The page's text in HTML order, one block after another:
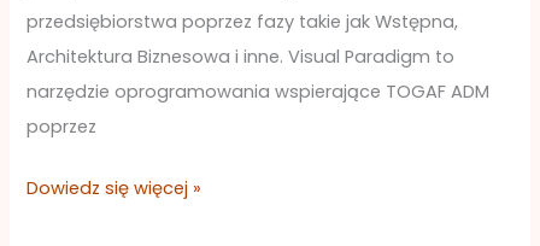
przedsiębiorstwa poprzez fazy takie jak Wstępna,
Architektura Biznesowa i inne. Visual Paradigm to
narzędzie oprogramowania wspierające TOGAF ADM
poprzez
Dowiedz się więcej »